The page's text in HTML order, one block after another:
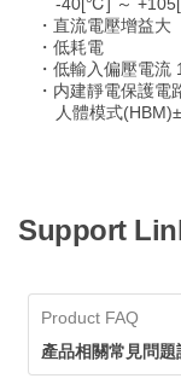
・直流電壓增益大
・低耗電
・低輸入偏壓電流
・内建靜電保護電
人體模式
Support
Product FAQ
產品相關常見問題